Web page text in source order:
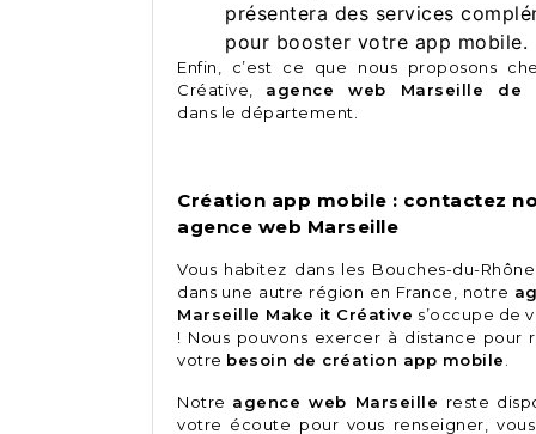
présentera des services
pour booster votre app mobile.
Enfin, c’est ce que nous proposons
Créative, agence web Marseille de
dans le département.
Création app mobile : contactez
agence web Marseille
Vous habitez dans les Bouches-du-
dans une autre région en France, notre
Marseille Make it Créative s’occupe de
! Nous pouvons exercer à distance pour
votre besoin de création app mobile.
Notre agence web Marseille reste
votre écoute pour vous renseigner,